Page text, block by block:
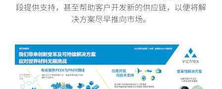
段提供支持，甚至帮助客户开发新的供应链，以便将解
决方案尽早推向市场。